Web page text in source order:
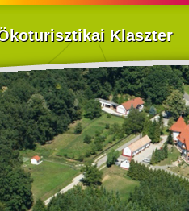
Klaszter